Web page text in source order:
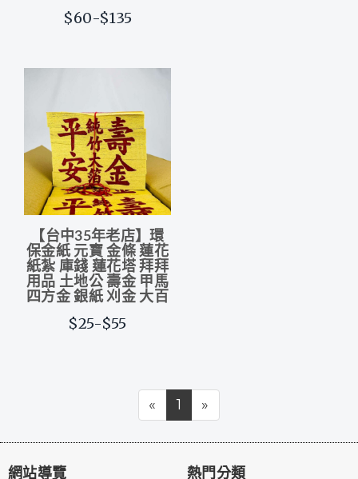
$60-$135
【台中35年老店】環
保金紙 元寶 金條 蓮花
紙紮 庫錢 蓮花塔 拜拜
用品 土地公 壽金 甲馬
四方金 銀紙 刈金 大百
$25-$55
« 1 »
網站導覽 熱門分類